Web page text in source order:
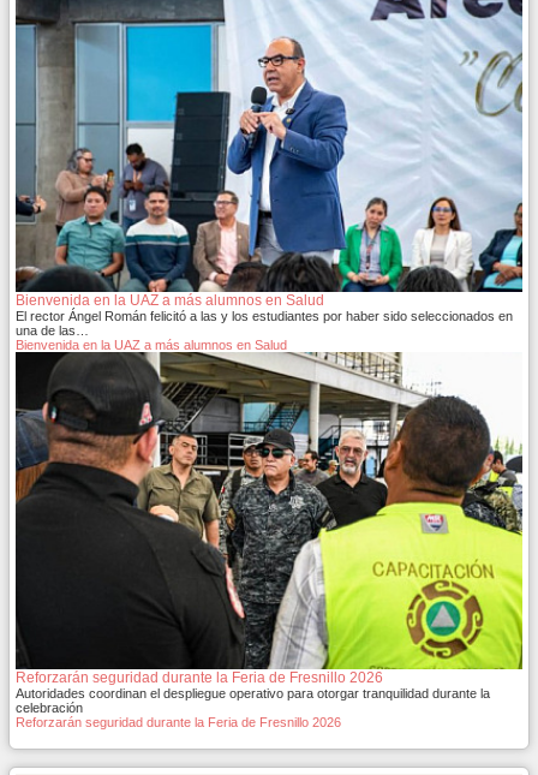
Bienvenida en la UAZ a más alumnos en Salud
El rector Ángel Román felicitó a las y los estudiantes por haber sido seleccionados en
una de las…
Bienvenida en la UAZ a más alumnos en Salud
Reforzarán seguridad durante la Feria de Fresnillo 2026
Autoridades coordinan el despliegue operativo para otorgar tranquilidad durante la
celebración
Reforzarán seguridad durante la Feria de Fresnillo 2026